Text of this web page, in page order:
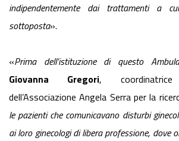
indipendentemente dai trattamenti a
sottoposta».
«Prima dell’istituzione di questo
Giovanna
Gregori,
dell’Associazione Angela Serra per la
le pazienti che comunicavano disturbi
ai loro ginecologi di libera professione, dove